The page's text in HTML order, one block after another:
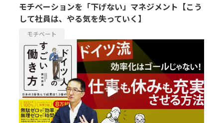
モチベーションを「下げない」マネジメント【こう
して社員は、やる気を失っていく】
モチベート